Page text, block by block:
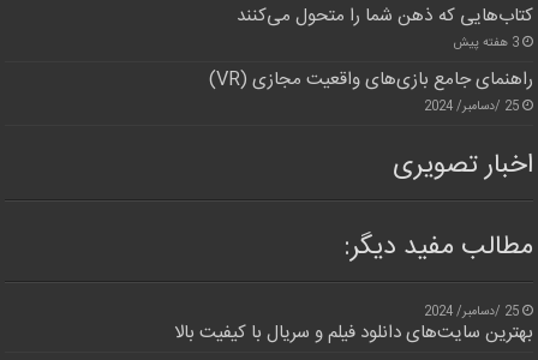
کتاب‌هایی که ذهن شما را متحول می‌کنند
3 هفته پیش
راهنمای جامع بازی‌های واقعیت مجازی (VR)
25 /دسامبر/ 2024
اخبار تصویری
مطالب مفید دیگر:
25 /دسامبر/ 2024
بهترین سایت‌های دانلود فیلم و سریال با کیفیت بالا